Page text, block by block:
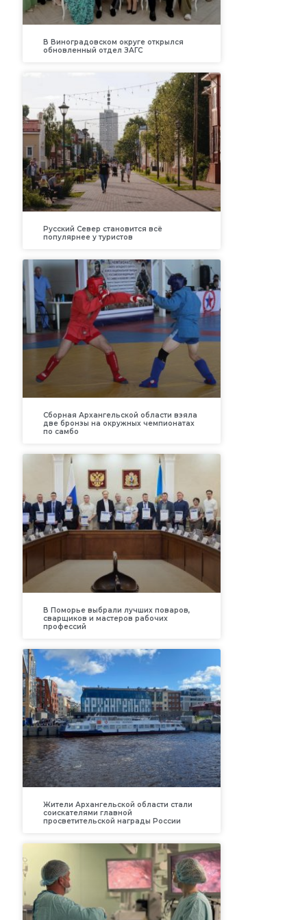
В Виноградовском округе открылся
обновленный отдел ЗАГС
Русский Север становится всё
популярнее у туристов
Сборная Архангельской области взяла
две бронзы на окружных чемпионатах
по самбо
В Поморье выбрали лучших поваров,
сварщиков и мастеров рабочих
профессий
Жители Архангельской области стали
соискателями главной
просветительской награды России